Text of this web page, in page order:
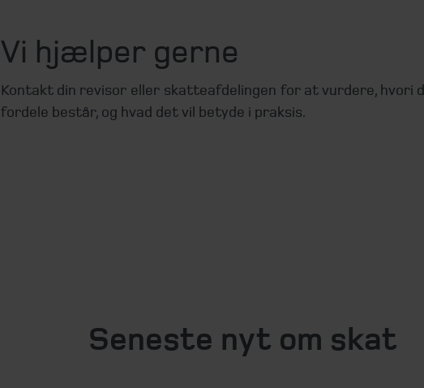
Vi hjælper gerne
Kontakt din revisor eller skatteafdelingen for at vurdere, hvori
fordele består, og hvad det vil betyde i praksis.
Seneste nyt om skat